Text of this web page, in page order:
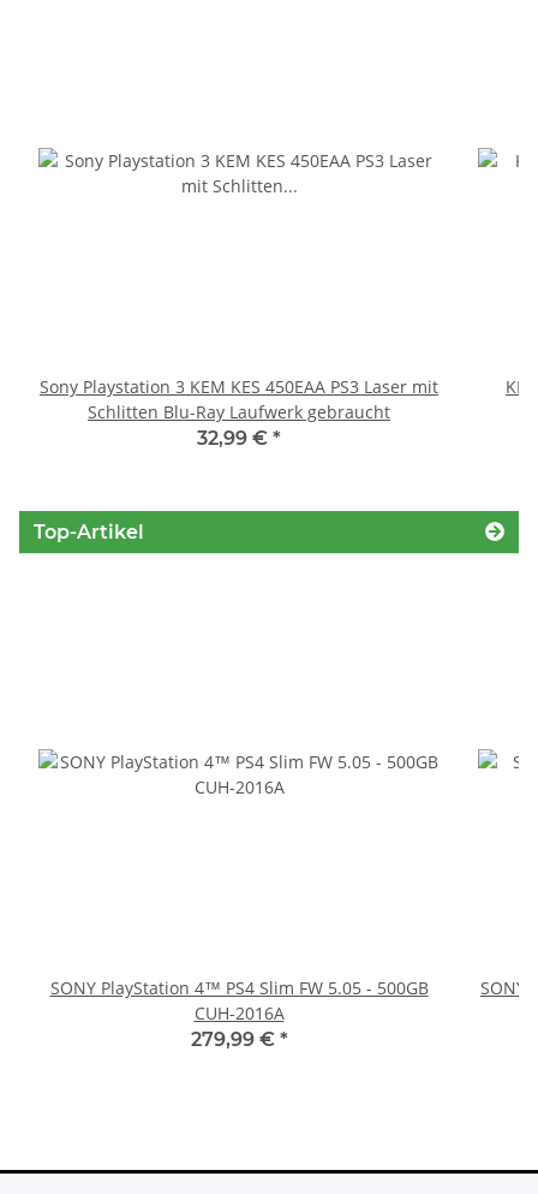
Sony Playstation 3 KEM KES 450EAA PS3 Laser mit
Schlitten Blu-Ray Laufwerk gebraucht
32,99 € *
Top-Artikel
SONY PlayStation 4™ PS4 Slim FW 5.05 - 500GB
CUH-2016A
279,99 € *
SONY